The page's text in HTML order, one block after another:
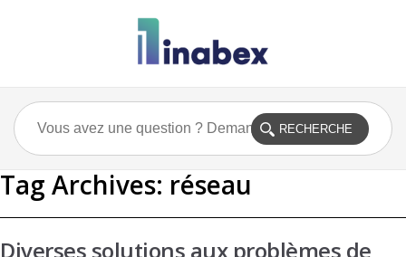
Tag Archives: réseau
Diverses solutions aux problèmes de